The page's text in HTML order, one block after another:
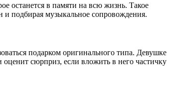
останется в памяти на всю жизнь. Такое
и подбирая музыкальное сопровождения.
подарком оригинального типа. Девушке
сюрприз, если вложить в него частичку